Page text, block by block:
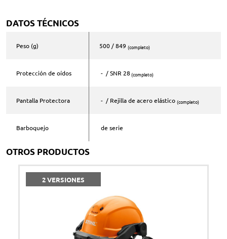
Correo electrónico *
Acepto lapolítica de privacidad
ENVIAR
DATOS TÉCNICOS
Peso (g) 500 / 849 (completo)
Protección de oídos - / SNR 28 (completo)
Pantalla Protectora - / Rejilla de acero elástico (completo)
Barboquejo de serie
OTROS PRODUCTOS
2 VERSIONES